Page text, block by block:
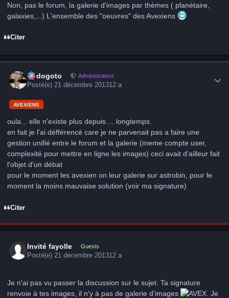
Non, pas le forum, la galerie d'images par thèmes ( planétaire,
galaxies,...) L'ensemble des "oeuvres" des Avexiens
Citer
frédogoto Administrators
Posté(e)21 décembre 201312 a
AVEXIENS
oula... elle n'existe plus depuis.... longtemps.
en fait je l'ai défférencé care je ne parvenait pas a faire une
gestion unifié entre le forum et la galerie (meme compte user,
complexité pour mettre en ligne les images) ceci avait d'ailleur fait
l'objet d'un débat
pour le moment les avexien on leur galerie sur astrobin, pour le
moment la moins mauvaise solution (voir ma signature)
Citer
Invité fayolle Guests
Posté(e)21 décembre 201312 a
Je n'ai pas vu passer la discussion sur le sujet. Ta signature
renvoie à tes images, il n'y à pas de galerie d'images
. Je